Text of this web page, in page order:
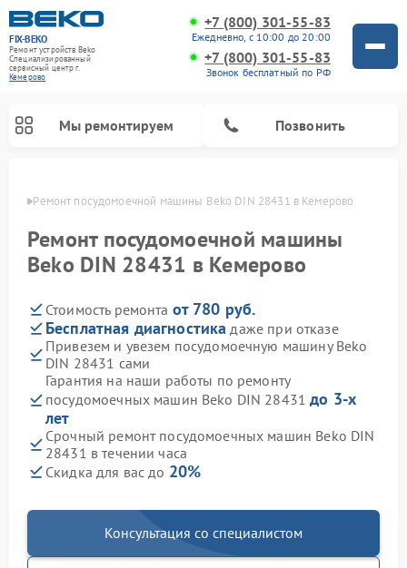
FIX-BEKO
Ремонт устройств Beko
Специализированный
cервисный центр г.
Кемерово
+7 (800) 301-55-83
Ежедневно, с 10:00 до 20:00
+7 (800) 301-55-83
Звонок бесплатный по РФ
Мы ремонтируем Позвонить
Ремонт посудомоечной машины Beko DIN 28431 в Кемерово
Ремонт посудомоечной машины
Beko DIN 28431 в Кемерово
Стоимость ремонта от 780 руб.
Бесплатная диагностика даже при отказе
Привезем и увезем посудомоечную машину Beko
DIN 28431 сами
Гарантия на наши работы по ремонту
посудомоечных машин Beko DIN 28431до 3-х
лет
Срочный ремонт посудомоечных машин Beko DIN
28431 в течении часа
Скидка для вас до 20%
Консультация со специалистом